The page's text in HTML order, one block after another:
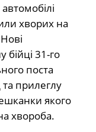
хворих на
бійці 31-го
поста
прилеглу
якого
хвороба.